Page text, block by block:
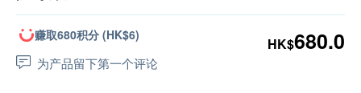
赚取680积分 (HK$6)
为产品留下第一个评论
HK$680.0